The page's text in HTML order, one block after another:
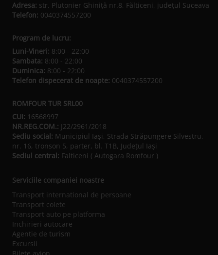
Adresa: str. Plutonier Ghiniţă nr.8, Fălticeni, judeţul Suceava
Telefon: 0040374557200
Program de lucru:
Luni-Vineri: 8:00 - 22:00
Sambata: 8:00 - 22:00
Duminica: 8:00 - 22:00
Telefon dispecerat de noapte: 0040374557200
ROMFOUR TUR SRL00
CUI: 16568997
NR.REG.COM.: J22/2961/2018
Sediu social: Municipiul Iaşi, Strada Străpungere Silvestru,
nr. 16, tronson 5, parter, bl. T1B, Județul Iaşi
Sediul central: Falticeni ( Autogara Romfour )
Serviciile companiei noastre
Transport international de persoane
Transport colete
Transport auto pe platforma
Inchirieri autocare
Agentie de turism
Excursii